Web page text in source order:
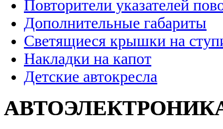
Повторители указателей
Дополнительные габариты
Светящиеся крышки на
Накладки на капот
Детские автокресла